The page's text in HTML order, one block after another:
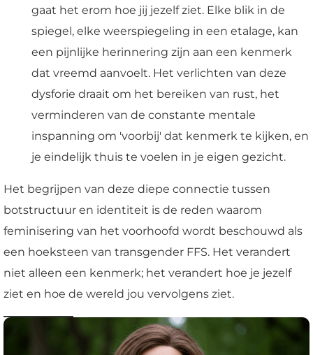
gaat het erom hoe jij jezelf ziet. Elke blik in de
spiegel, elke weerspiegeling in een etalage, kan
een pijnlijke herinnering zijn aan een kenmerk
dat vreemd aanvoelt. Het verlichten van deze
dysforie draait om het bereiken van rust, het
verminderen van de constante mentale
inspanning om 'voorbij' dat kenmerk te kijken, en
je eindelijk thuis te voelen in je eigen gezicht.
Het begrijpen van deze diepe connectie tussen
botstructuur en identiteit is de reden waarom
feminisering van het voorhoofd wordt beschouwd als
een hoeksteen van transgender FFS. Het verandert
niet alleen een kenmerk; het verandert hoe je jezelf
ziet en hoe de wereld jou vervolgens ziet.